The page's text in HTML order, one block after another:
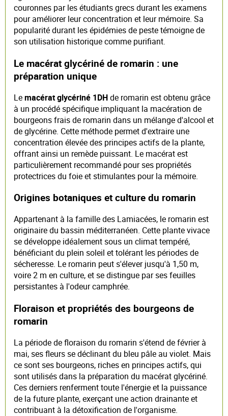
couronnes par les étudiants grecs durant les examens
pour améliorer leur concentration et leur mémoire. Sa
popularité durant les épidémies de peste témoigne de
son utilisation historique comme purifiant.
Le macérat glycériné de romarin : une
préparation unique
Lemacérat glycériné 1DHde romarin est obtenu grâce
à un procédé spécifique impliquant la macération de
bourgeons frais de romarin dans un mélange d'alcool et
de glycérine. Cette méthode permet d'extraire une
concentration élevée des principes actifs de la plante,
offrant ainsi un remède puissant. Le macérat est
particulièrement recommandé pour ses propriétés
protectrices du foie et stimulantes pour la mémoire.
Origines botaniques et culture du romarin
Appartenant à la famille des Lamiacées, le romarin est
originaire du bassin méditerranéen. Cette plante vivace
se développe idéalement sous un climat tempéré,
bénéficiant du plein soleil et tolérant les périodes de
sécheresse. Le romarin peut s'élever jusqu'à 1,50 m,
voire 2 m en culture, et se distingue par ses feuilles
persistantes à l'odeur camphrée.
Floraison et propriétés des bourgeons de
romarin
La période de floraison du romarin s'étend de février à
mai, ses fleurs se déclinant du bleu pâle au violet. Mais
ce sont ses bourgeons, riches en principes actifs, qui
sont utilisés dans la préparation du macérat glycériné.
Ces derniers renferment toute l'énergie et la puissance
de la future plante, exerçant une action drainante et
contribuant à la détoxification de l'organisme.